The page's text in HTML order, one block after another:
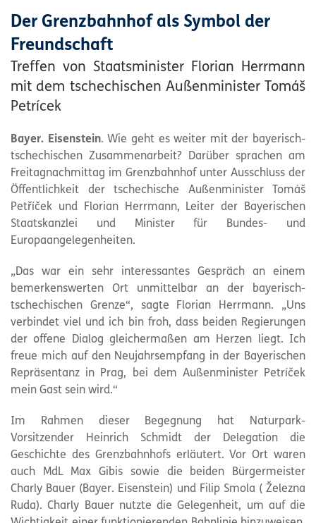
Der Grenzbahnhof als Symbol der
Freundschaft
Treffen von Staatsminister Florian Herrmann
mit dem tschechischen Außenminister Tomáš
Petrícek
Bayer. Eisenstein. Wie geht es weiter mit der bayerisch-
tschechischen Zusammenarbeit? Darüber sprachen am
Freitagnachmittag im Grenzbahnhof unter Ausschluss der
Öffentlichkeit der tschechische Außenminister Tomáš
Petříček und Florian Herrmann, Leiter der Bayerischen
Staatskanzlei und Minister für Bundes- und
Europaangelegenheiten.
„Das war ein sehr interessantes Gespräch an einem
bemerkenswerten Ort unmittelbar an der bayerisch-
tschechischen Grenze“, sagte Florian Herrmann. „Uns
verbindet viel und ich bin froh, dass beiden Regierungen
der offene Dialog gleichermaßen am Herzen liegt. Ich
freue mich auf den Neujahrsempfang in der Bayerischen
Repräsentanz in Prag, bei dem Außenminister Petríček
mein Gast sein wird.“
Im Rahmen dieser Begegnung hat Naturpark-
Vorsitzender Heinrich Schmidt der Delegation die
Geschichte des Grenzbahnhofs erläutert. Vor Ort waren
auch MdL Max Gibis sowie die beiden Bürgermeister
Charly Bauer (Bayer. Eisenstein) und Filip Smola ( Železna
Ruda). Charly Bauer nutzte die Gelegenheit, um auf die